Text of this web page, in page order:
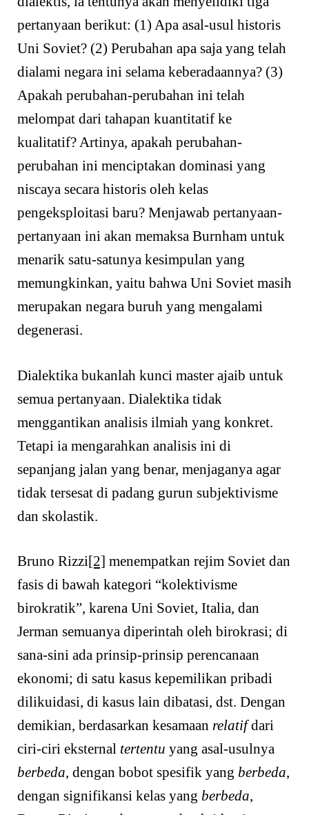
pertanyaan berikut: (1) Apa asal-usul historis
Uni Soviet? (2) Perubahan apa saja yang telah
dialami negara ini selama keberadaannya? (3)
Apakah perubahan-perubahan ini telah
melompat dari tahapan kuantitatif ke
kualitatif? Artinya, apakah perubahan-
perubahan ini menciptakan dominasi yang
niscaya secara historis oleh kelas
pengeksploitasi baru? Menjawab pertanyaan-
pertanyaan ini akan memaksa Burnham untuk
menarik satu-satunya kesimpulan yang
memungkinkan, yaitu bahwa Uni Soviet masih
merupakan negara buruh yang mengalami
degenerasi.
Dialektika bukanlah kunci master ajaib untuk
semua pertanyaan. Dialektika tidak
menggantikan analisis ilmiah yang konkret.
Tetapi ia mengarahkan analisis ini di
sepanjang jalan yang benar, menjaganya agar
tidak tersesat di padang gurun subjektivisme
dan skolastik.
Bruno Rizzi[2] menempatkan rejim Soviet dan
fasis di bawah kategori “kolektivisme
birokratik”, karena Uni Soviet, Italia, dan
Jerman semuanya diperintah oleh birokrasi; di
sana-sini ada prinsip-prinsip perencanaan
ekonomi; di satu kasus kepemilikan pribadi
dilikuidasi, di kasus lain dibatasi, dst. Dengan
demikian, berdasarkan kesamaan relatifdari
ciri-ciri eksternal tertentu yang asal-usulnya
berbeda, dengan bobot spesifik yang berbeda,
dengan signifikansi kelas yang berbeda,